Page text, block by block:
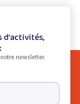
d'activités,
newsletter.